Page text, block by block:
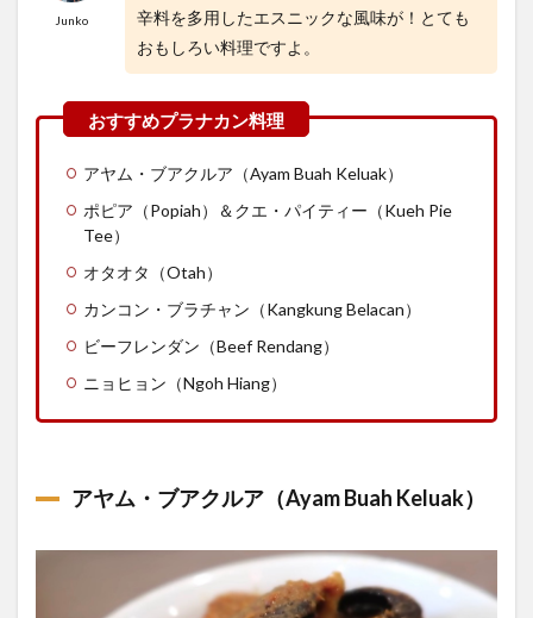
Junko
辛料を多用したエスニックな風味が！とても
おもしろい料理ですよ。
アヤム・ブアクルア（Ayam Buah Keluak）
ポピア（Popiah）＆クエ・パイティー（Kueh Pie
Tee）
オタオタ（Otah）
カンコン・ブラチャン（Kangkung Belacan）
ビーフレンダン（Beef Rendang）
ニョヒョン（Ngoh Hiang）
アヤム・ブアクルア（Ayam Buah Keluak）